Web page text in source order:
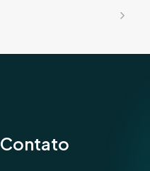
Contato